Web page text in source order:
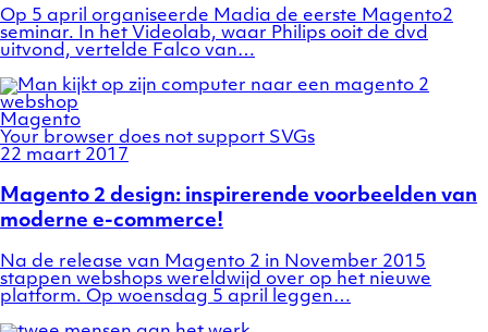
Op 5 april organiseerde Madia de eerste Magento2
seminar. In het Videolab, waar Philips ooit de dvd
uitvond, vertelde Falco van…
Magento
Your browser does not support SVGs
Posted
22 maart 2017
Magento 2 design: inspirerende voorbeelden van
moderne e-commerce!
Na de release van Magento 2 in November 2015
stappen webshops wereldwijd over op het nieuwe
platform. Op woensdag 5 april leggen…